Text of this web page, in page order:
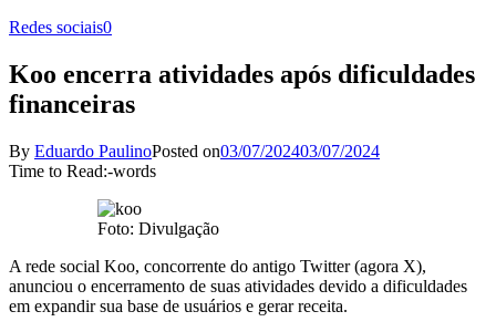
Redes sociais0
Koo encerra atividades após dificuldades
financeiras
By Eduardo PaulinoPosted on03/07/202403/07/2024
Time to Read:-words
Foto: Divulgação
A rede social Koo, concorrente do antigo Twitter (agora X),
anunciou o encerramento de suas atividades devido a dificuldades
em expandir sua base de usuários e gerar receita.